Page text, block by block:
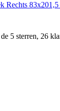
Rechts 83x201,5
5 sterren, 26